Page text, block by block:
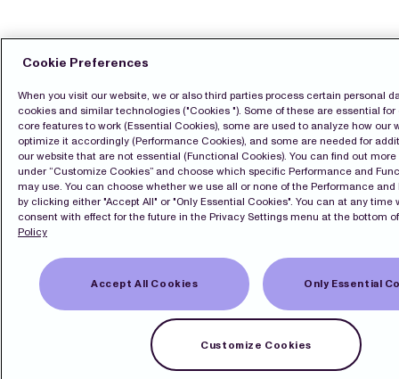
Cookie Preferences
When you visit our website, we or also third parties process certain personal
cookies and similar technologies ("Cookies "). Some of these are essential
core features to work (Essential Cookies), some are used to analyze how our
optimize it accordingly (Performance Cookies), and some are needed for
our website that are not essential (Functional Cookies). You can find out
under “Customize Cookies” and choose which specific Performance and
may use. You can choose whether we use all or none of the Performance
by clicking either "Accept All" or "Only Essential Cookies". You can at any time
consent with effect for the future in the Privacy Settings menu at the bottom
Policy
Accept All Cookies Only Essential
Customize Cookies